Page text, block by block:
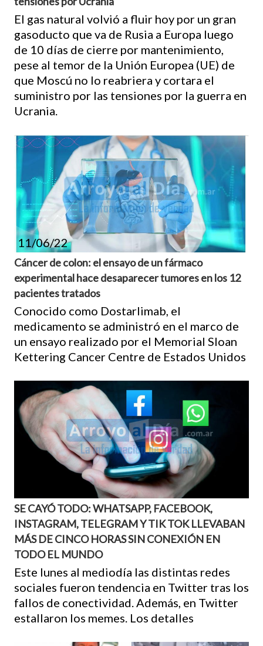
El gas natural volvió a fluir hoy por un gran
gasoducto que va de Rusia a Europa luego
de 10 días de cierre por mantenimiento,
pese al temor de la Unión Europea (UE) de
que Moscú no lo reabriera y cortara el
suministro por las tensiones por la guerra en
Ucrania.
11/06/22
Cáncer de colon: el ensayo de un fármaco
experimental hace desaparecer tumores en los 12
pacientes tratados
Conocido como Dostarlimab, el
medicamento se administró en el marco de
un ensayo realizado por el Memorial Sloan
Kettering Cancer Centre de Estados Unidos
SE CAYÓ TODO: WHATSAPP, FACEBOOK,
INSTAGRAM, TELEGRAM Y TIK TOK LLEVABAN
MÁS DE CINCO HORAS SIN CONEXIÓN EN
TODO EL MUNDO
Este lunes al mediodía las distintas redes
sociales fueron tendencia en Twitter tras los
fallos de conectividad. Además, en Twitter
estallaron los memes. Los detalles